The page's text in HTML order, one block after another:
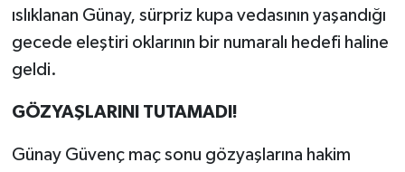
ıslıklanan Günay, sürpriz kupa vedasının yaşandığı
gecede eleştiri oklarının bir numaralı hedefi haline
geldi.
GÖZYAŞLARINI TUTAMADI!
Günay Güvenç maç sonu gözyaşlarına hakim